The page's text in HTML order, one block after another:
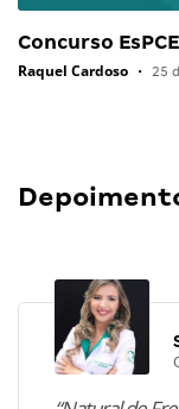
Concurso
Raquel Cardoso • 25